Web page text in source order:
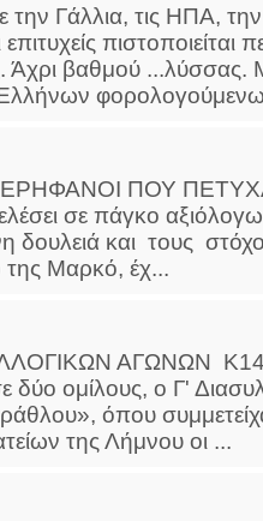
την Γάλλια, τις ΗΠΑ, την
Άχρι βαθμού ...λύσσας.
Ελλήνων
ΠΟΥ
σε πάγκο
δουλειά και τους
της Μαρκό, έχ...
ΑΓΩΝΩΝ Κ14
ομίλους, ο Γ'
όπου
της Λήμνου οι ...